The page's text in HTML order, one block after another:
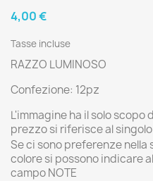
4,00 €
Tasse incluse
RAZZO LUMINOSO
Confezione: 12pz
L'immagine ha il solo
prezzo si riferisce al
Se ci sono preferenze
colore si possono indicare
campo NOTE